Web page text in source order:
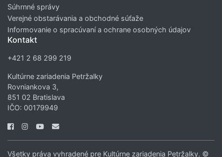
Súhrnné správy
Verejné obstarávania a obchodné súťaže
Informovanie o spracúvaní a ochrane osobných údajov
Kontakt
+421 2 68 299 219
Kultúrne zariadenia Petržalky
Rovniankova 3,
851 02 Bratislava
IČO: 00179949
Všetky práva vyhradené pre Kultúrne zariadenia Petržalky. ©